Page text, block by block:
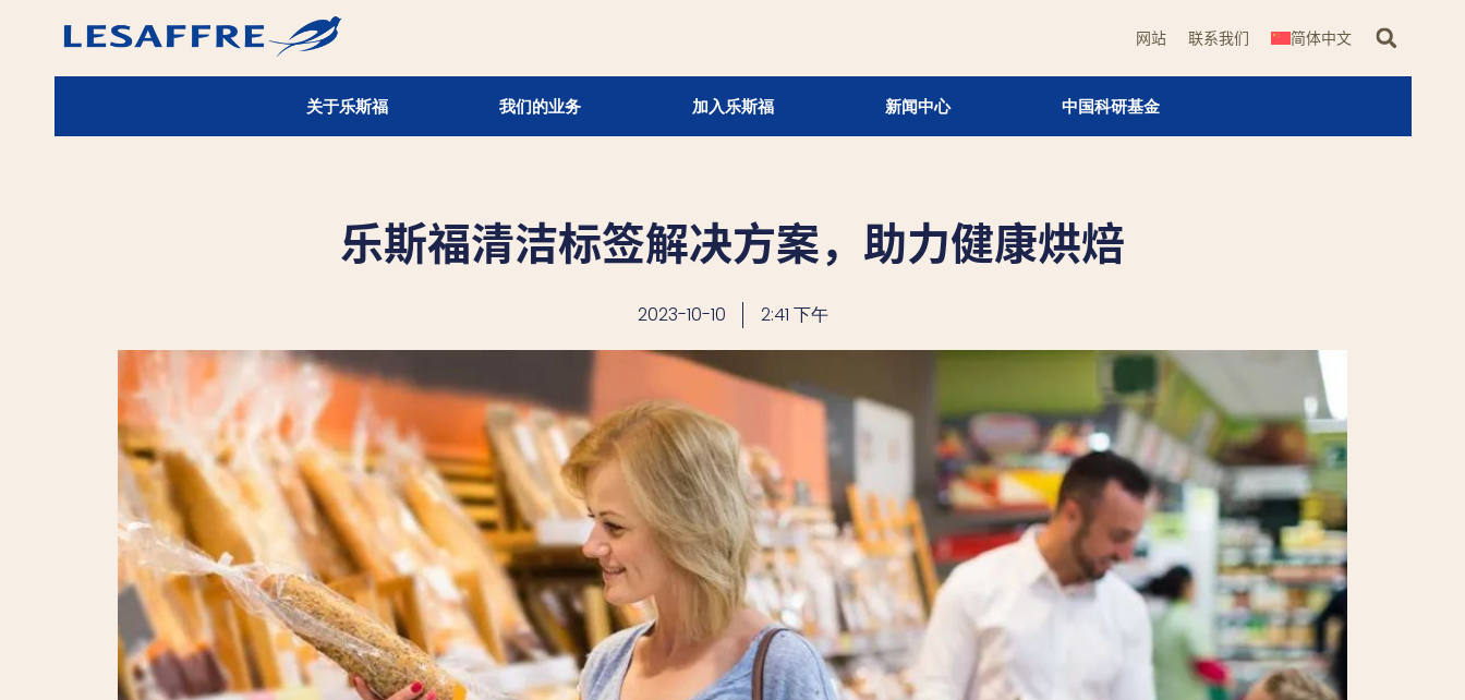
网站 联系我们 简体中文
关于乐斯福 我们的业务 加入乐斯福 新闻中心 中国科研基金
乐斯福清洁标签解决方案，助力健康烘焙
2023-10-10 2:41 下午